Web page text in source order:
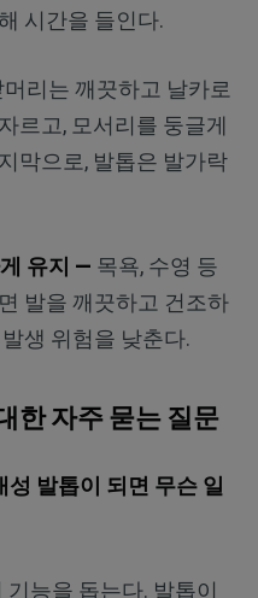
시간을 들인다.
머리는 깨끗하고 날카로
르고, 모서리를 둥글게
막으로, 발톱은 발가락
유지 — 목욕, 수영 등
발을 깨끗하고 건조하
생 위험을 낮춘다.
한 자주 묻는 질문
발톱이 되면 무슨 일
능을 돕는다. 발톱이